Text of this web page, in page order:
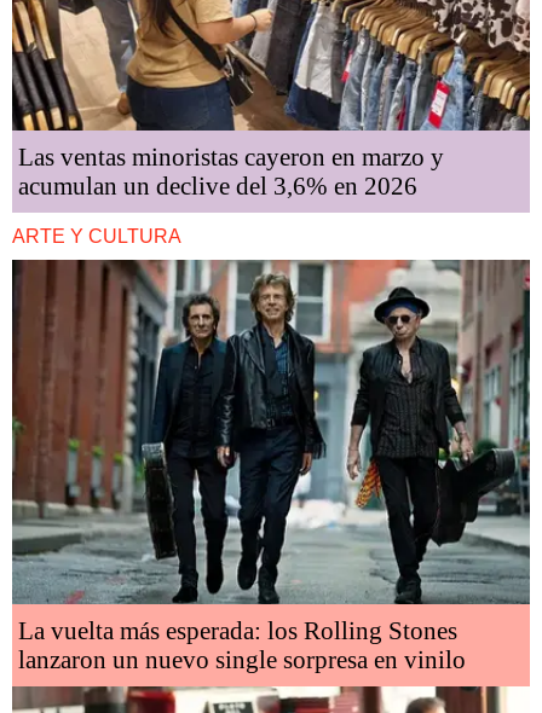
Las ventas minoristas cayeron en marzo y
acumulan un declive del 3,6% en 2026
ARTE Y CULTURA
La vuelta más esperada: los Rolling Stones
lanzaron un nuevo single sorpresa en vinilo